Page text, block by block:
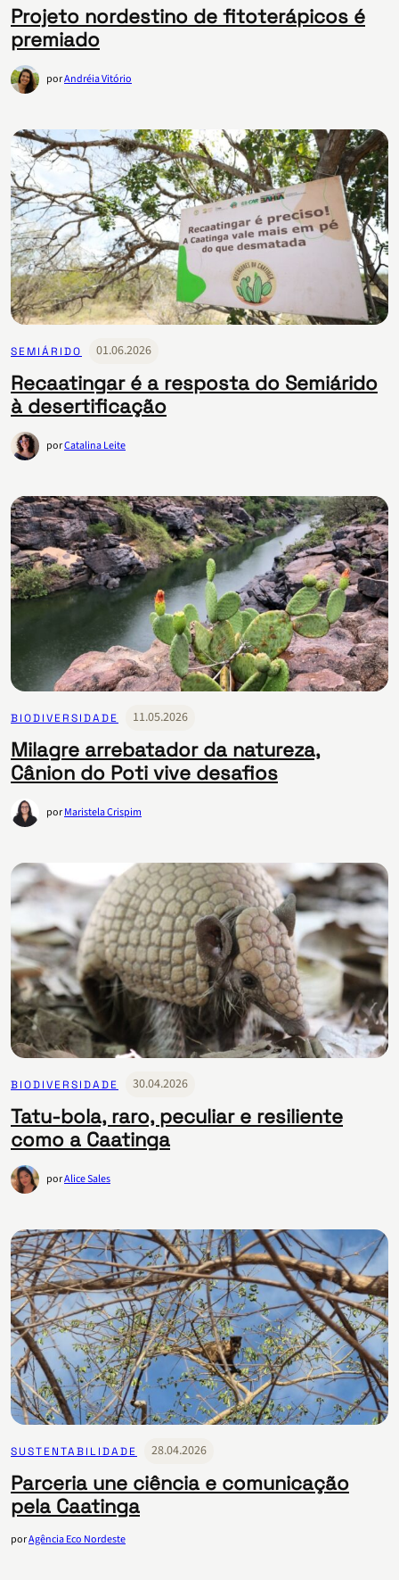
Projeto nordestino de fitoterápicos é
premiado
porAndréia Vitório
SEMIÁRIDO 01.06.2026
Recaatingar é a resposta do Semiárido
à desertificação
porCatalina Leite
BIODIVERSIDADE 11.05.2026
Milagre arrebatador da natureza,
Cânion do Poti vive desafios
porMaristela Crispim
BIODIVERSIDADE 30.04.2026
Tatu-bola, raro, peculiar e resiliente
como a Caatinga
porAlice Sales
SUSTENTABILIDADE 28.04.2026
Parceria une ciência e comunicação
pela Caatinga
porAgência Eco Nordeste